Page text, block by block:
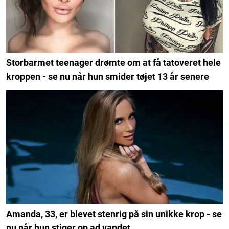
Storbarmet teenager drømte om at få tatoveret hele
kroppen - se nu når hun smider tøjet 13 år senere
Amanda, 33, er blevet stenrig på sin unikke krop - se